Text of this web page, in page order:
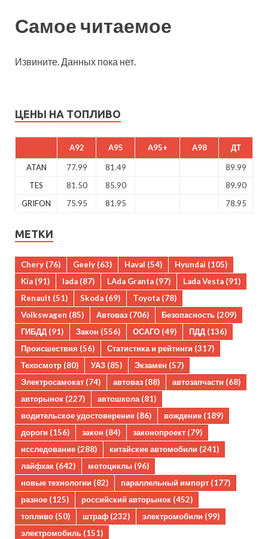
Самое читаемое
Извините. Данных пока нет.
ЦЕНЫ НА ТОПЛИВО
A92 A95 A95+ A98 ДТ
ATAN 77.99 81.49
89.99
TES
81.50 85.90
89.90
GRIFON
75.95 81.95 78.95
МЕТКИ
Chery (76) Geely (63) Haval (54) Hyundai (105)
Kia (91) lada (87) LAda Granta (97) Lada Vesta (91)
Renault (51) Skoda (69) Toyota (78)
Volkswagen (85) Автоваз (706) Безопасность (209)
ГИБДД (91) Закон (556) ОСАГО (49) ПДД (136)
Происшествия (56) Статистика и рейтинги (317)
Техосмотр (80) УАЗ (85) Экзамен (57)
Электросамокат (74) автоваз (88) автозапчасти (68)
авторынок (227) автошкола(81)
водительское удостоверение (86) вождение (189)
дороги (156) закон (84) законопроект (79)
исследование (288) китайские автомобили (241)
лайфхак (642) мотоциклы (96)
новые технологии (82) параллельный импорт (177)
разное (125) российский авторынок (452)
топливо (50) штраф (232) электромобили (99)
электромобиль (151)